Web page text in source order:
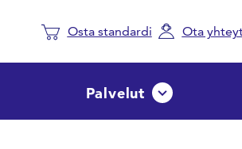
Osta standardi Ota
tai sulje pudotusvalikko
Palvelut Avaa tai sulje